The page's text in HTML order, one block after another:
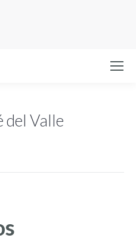
del Valle